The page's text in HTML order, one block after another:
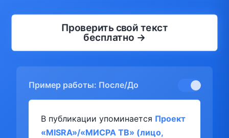
Проверить свой текст
бесплатно →
Пример работы: После/До
В публикации упоминается Проект
«MISRA»/«МИСРА ТВ» (лицо,